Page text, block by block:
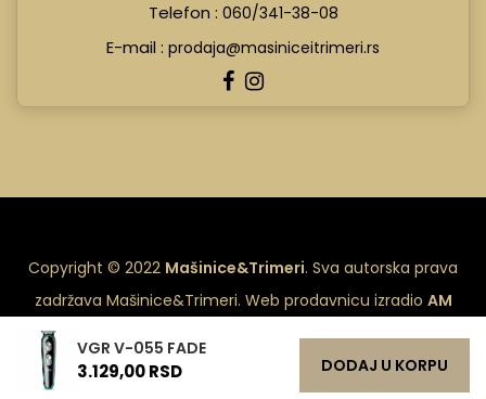
VGR V-055 FADE
3.129,00 RSD DODAJ U KORPU
Telefon : 060/341-38-08
E-mail : prodaja@masiniceitrimeri.rs
Copyright © 2022 Mašinice&Trimeri. Sva autorska prava
zadržava Mašinice&Trimeri. Web prodavnicu izradio AM
Design - izrada sajtova.